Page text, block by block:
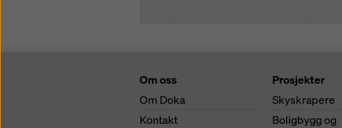
Om oss
Om Doka
Kontakt
Prosjekter
Skyskrapere
Boligbygg og